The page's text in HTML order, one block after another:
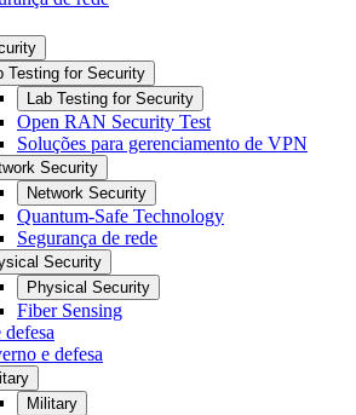
Testing for Security
Lab Testing for Security
Open RAN Security Test
Soluções para gerenciamento de VPN
Security
Network Security
Quantum-Safe Technology
Segurança de rede
Security
Physical Security
Fiber Sensing
e defesa
Military